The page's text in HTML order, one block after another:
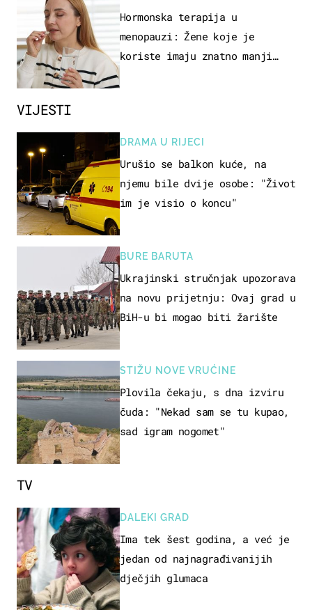
VIJESTI
DRAMA U RIJECI
Urušio se balkon kuće, na
njemu bile dvije osobe: "Život
im je visio o koncu"
BURE BARUTA
Ukrajinski stručnjak upozorava
na novu prijetnju: Ovaj grad u
BiH-u bi mogao biti žarište
STIŽU NOVE VRUĆINE
Plovila čekaju, s dna izviru
čuda: "Nekad sam se tu kupao,
sad igram nogomet"
Hormonska terapija u
menopauzi: Žene koje je
koriste imaju znatno manji
TV
DALEKI GRAD
Ima tek šest godina, a već je
jedan od najnagrađivanijih
dječjih glumaca